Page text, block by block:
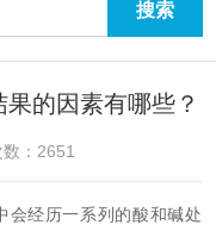
的因素有哪些？
数：2651
经历一系列的酸和碱处